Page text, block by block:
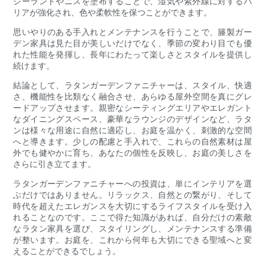
リアが強化され、色や柔軟性を保つことができます。
思いやりのある手入れとメンテナンスを行うことで、籐製ガー
デン家具は見た目が美しいだけでなく、季節の変わり目でも優
れた性能を発揮し、長年にわたって楽しさとスタイルを提供し
続けます。
結論として、ラタンガーデンファニチャーは、スタイル、快適
さ、機能性を比類なく融合させ、あらゆる屋外空間を真にグレ
ードアップさせます。親密なシーティングエリアやエレガント
なダイニングスペース、豪華なラウンジのデザインなど、ラタ
ンは様々な用途に自然に適応し、お庭を温かく、刺激的な空間
へと導きます。少しの配慮と手入れで、これらの自然素材は屋
外でも健やかに育ち、あなたの個性を反映し、お庭の美しさを
さらに引き立てます。
ラタンガーデンファニチャーへの投資は、単にインテリアを選
ぶだけではありません。リラックス、自然との繋がり、そして
時代を超えたエレガンスを大切にするライフスタイルを受け入
れることなのです。ここで得た知識があれば、自分だけの素敵
なラタン家具を選び、スタイリングし、メンテナンスする準備
が整います。お庭を、これから何年も大切にできる聖域へと変
えることができるでしょう。